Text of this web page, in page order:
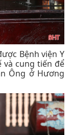
Bệnh viện Y
và cung tiến để
Ông ở Hương